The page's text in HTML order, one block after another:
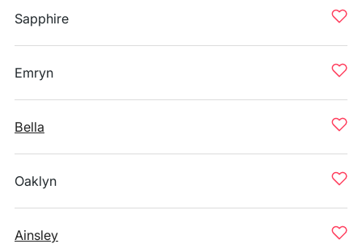
Sapphire
Emryn
Bella
Oaklyn
Ainsley